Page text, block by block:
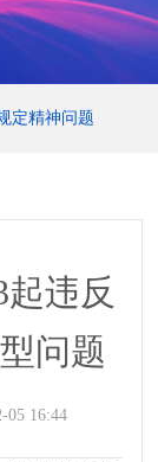
定精神问题
违反
问题
05 16:44